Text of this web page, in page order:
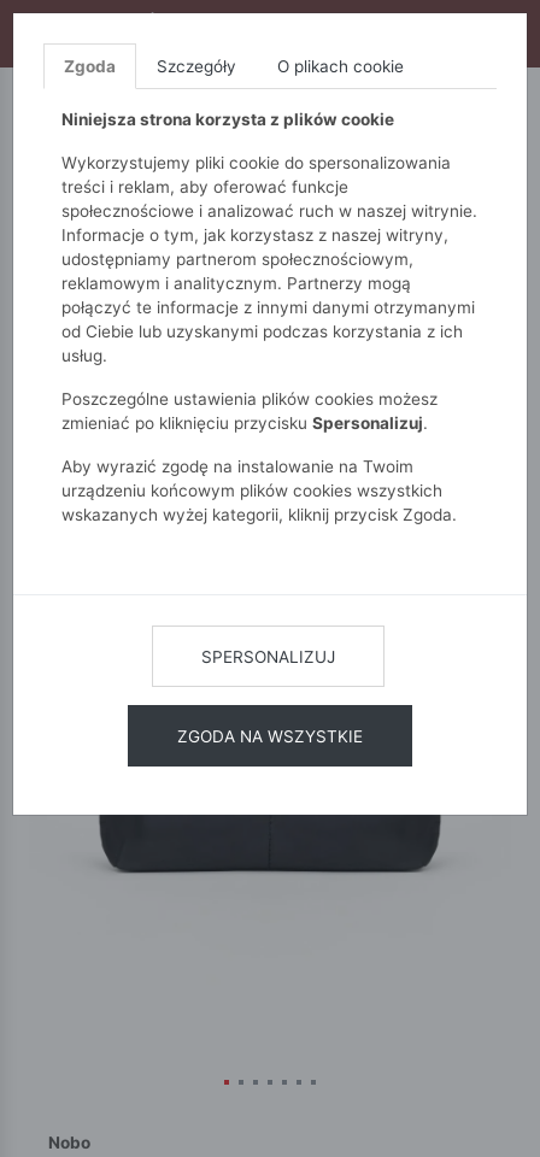
S10), DODATKOWE 15% ZA 3SZT (KOD: S15)
5.10.15. QUIOSQUE
Monnari Dodatki
Kosmetyczki
Duży organizer do torebki czarny
Nobo
Zgoda Szczegóły O plikach cookie
Niniejsza strona korzysta z plików cookie
Wykorzystujemy pliki cookie do spersonalizowania
treści i reklam, aby oferować funkcje
społecznościowe i analizować ruch w naszej witrynie.
Informacje o tym, jak korzystasz z naszej witryny,
udostępniamy partnerom społecznościowym,
reklamowym i analitycznym. Partnerzy mogą
połączyć te informacje z innymi danymi otrzymanymi
od Ciebie lub uzyskanymi podczas korzystania z ich
usług.
Poszczególne ustawienia plików cookies możesz
zmieniać po kliknięciu przycisku Spersonalizuj.
Aby wyrazić zgodę na instalowanie na Twoim
urządzeniu końcowym plików cookies wszystkich
wskazanych wyżej kategorii, kliknij przycisk Zgoda.
SPERSONALIZUJ
ZGODA NA WSZYSTKIE